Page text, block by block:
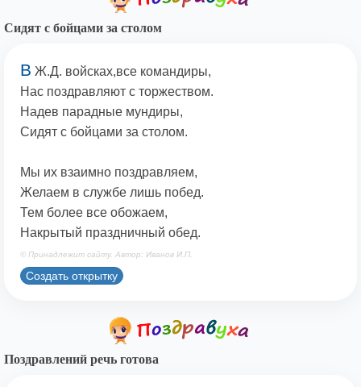
Сидят с бойцами за столом
В Ж.Д. войсках,все командиры,
Нас поздравляют с торжеством.
Надев парадные мундиры,
Сидят с бойцами за столом.
Мы их взаимно поздравляем,
Желаем в службе лишь побед.
Тем более все обожаем,
Накрытый праздничный обед.
© Принадлежит сайту. Автор: Иванов И.П.
Создать открытку
Поздравлений речь готова